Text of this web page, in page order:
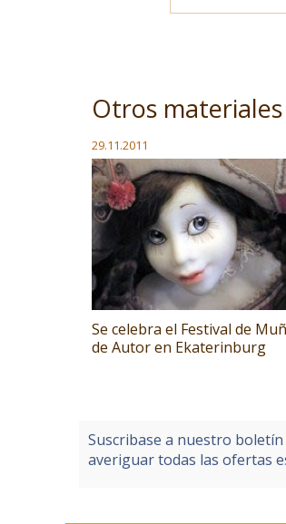
Otros
29.11.2011
Se celebra el Festival de
de Autor en Ekaterinburg
Suscribase a nuestro
averiguar todas las ofertas